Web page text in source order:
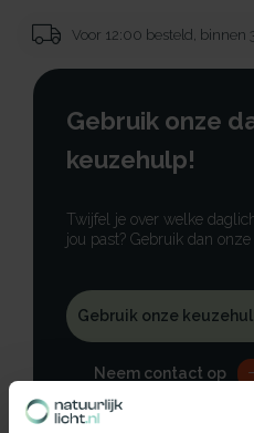
Voor 12:00 besteld, binnen
Gebruik onze
keuzehulp!
Twijfel je over welke
jou past? Gebruik dan
Gebruik onze
Neem contact op